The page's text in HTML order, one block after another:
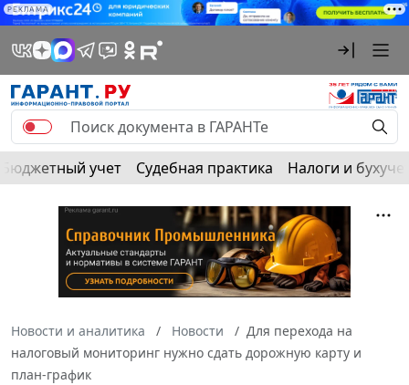
РЕКЛАМА
Бюджетный учет Судебная практика Налоги и
Новости и аналитика Новости
Для перехода на
налоговый мониторинг нужно сдать дорожную карту и
план-график